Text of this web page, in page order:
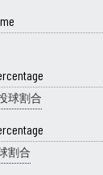
球割合
割合